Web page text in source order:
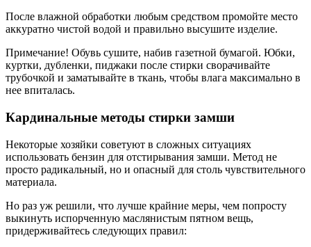
После влажной обработки любым средством промойте место
аккуратно чистой водой и правильно высушите изделие.
Примечание! Обувь сушите, набив газетной бумагой. Юбки,
куртки, дубленки, пиджаки после стирки сворачивайте
трубочкой и заматывайте в ткань, чтобы влага максимально в
нее впиталась.
Кардинальные методы стирки замши
Некоторые хозяйки советуют в сложных ситуациях
использовать бензин для отстирывания замши. Метод не
просто радикальный, но и опасный для столь чувствительного
материала.
Но раз уж решили, что лучше крайние меры, чем попросту
выкинуть испорченную маслянистым пятном вещь,
придерживайтесь следующих правил: